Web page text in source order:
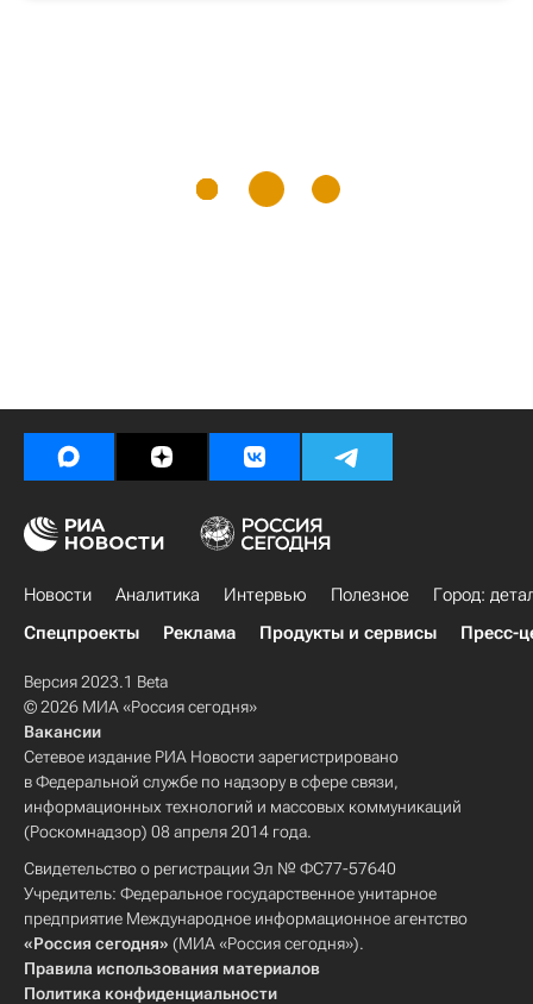
Новости Аналитика Интервью Полезное
Город:
Спецпроекты
Реклама Продукты и сервисы Пресс-
Версия 2023.1 Beta
© 2026 МИА «Россия сегодня»
Вакансии
Сетевое издание РИА Новости зарегистрировано
в Федеральной службе по надзору в сфере связи,
информационных технологий и массовых коммуникаций
(Роскомнадзор) 08 апреля 2014 года.
Свидетельство о регистрации Эл № ФС77-57640
Учредитель: Федеральное государственное унитарное
предприятие Международное информационное агентство
«Россия сегодня» (МИА «Россия сегодня»).
Правила использования материалов
Политика конфиденциальности